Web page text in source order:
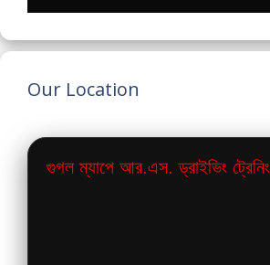
Our Location
গুগল ম্যাপে আর.এস. ড্রাইভিং ট্রেনিং